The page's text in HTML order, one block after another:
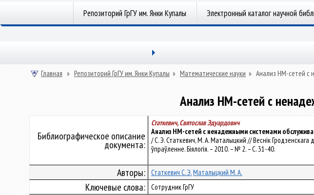
Репозиторий ГрГУ им. Янки Купалы Электронный каталог научной
Главная » Репозиторий ГрГУ им. Янки Купалы » Математические науки » Анализ НМ-сетей с
Анализ НМ-сетей с
Библиографическое описание
документа:
Статкевич, Святослав Эдуардович
Анализ НМ-сетей с ненадежными системами
/ С. Э. Статкевич, М. А. Маталыцкий // Веснік Гродзенскага
ўпраўленне. Біялогія. – 2010. – № 2. – С. 31-40.
Авторы: Статкевич С. Э.Маталыцкий М. А.
Ключевые слова: Сотрудник ГрГУ